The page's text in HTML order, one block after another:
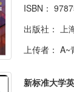
ISBN：
出版社： 上
上传者： A~